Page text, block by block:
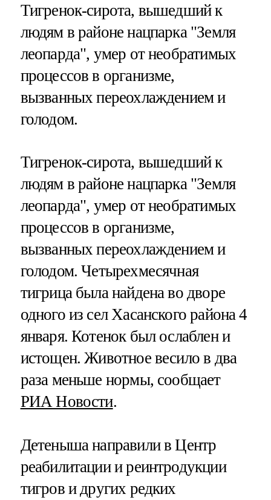
Тигренок-сирота, вышедший к
людям в районе нацпарка "Земля
леопарда", умер от необратимых
процессов в организме,
вызванных переохлаждением и
голодом.
Тигренок-сирота, вышедший к
людям в районе нацпарка "Земля
леопарда", умер от необратимых
процессов в организме,
вызванных переохлаждением и
голодом. Четырехмесячная
тигрица была найдена во дворе
одного из сел Хасанского района 4
января. Котенок был ослаблен и
истощен. Животное весило в два
раза меньше нормы, сообщает
РИА Новости.
Детеныша направили в Центр
реабилитации и реинтродукции
тигров и других редких